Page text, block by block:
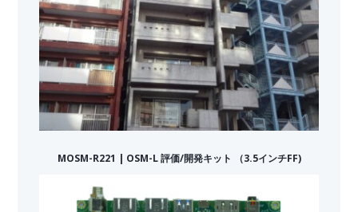
MOSM-R221 | OSM-L 評価/開発キット （3.5インチFF)